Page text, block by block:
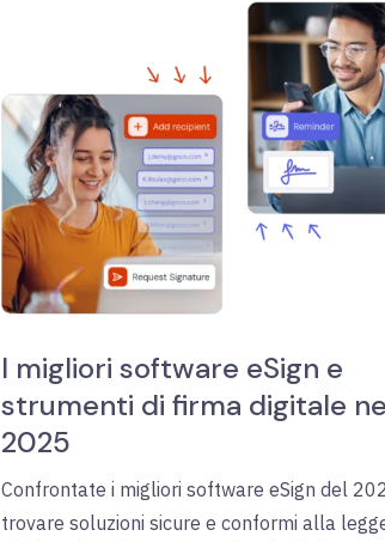
I migliori software eSign e
strumenti di firma digitale
2025
Confrontate i migliori software eSign del
trovare soluzioni sicure e conformi alla